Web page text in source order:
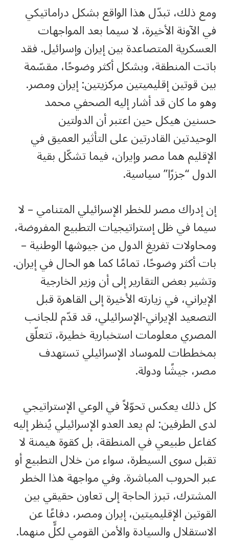
ومع ذلك، تبدّل هذا الواقع بشكل دراماتيكي
في الآونة الأخيرة، لا سيما بعد المواجهات
العسكرية المتصاعدة بين إيران وإسرائيل. فقد
باتت المنطقة، وبشكل أكثر وضوحًا، مقسّمة
بين قوتين إقليميتين مركزيتين: إيران ومصر.
وهو ما كان قد أشار إليه الصحفي محمد
حسنين هيكل حين اعتبر أن الدولتين
الوحيدتين القادرتين على التأثير العميق في
الإقليم هما مصر وإيران، فيما تشكّل بقية
الدول “جزرًا” سياسية.
إن إدراك مصر للخطر الإسرائيلي المتنامي – لا
سيما في ظل إستراتيجيات التطبيع المفروضة،
ومحاولات تفريغ الدول من جيوشها الوطنية –
بات أكثر وضوحًا، تمامًا كما هو الحال في إيران.
وتشير بعض التقارير إلى أن وزير الخارجية
الإيراني، في زيارته الأخيرة إلى القاهرة قبل
التصعيد الإيراني-الإسرائيلي، قد قدّم للجانب
المصري معلومات استخبارية خطيرة، تتعلّق
بمخططات للموساد الإسرائيلي تستهدف
مصر، جيشًا ودولة.
كل ذلك يعكس تحوّلاً في الوعي الإستراتيجي
لدى الطرفين: لم يعد العدو الإسرائيلي يُنظر إليه
كفاعل طبيعي في المنطقة، بل كقوة هيمنة لا
تقبل سوى السيطرة، سواء من خلال التطبيع أو
عبر الحروب المباشرة. وفي مواجهة هذا الخطر
المشترك، تبرز الحاجة إلى تعاون حقيقي بين
القوتين الإقليميتين، إيران ومصر، دفاعًا عن
الاستقلال والسيادة والأمن القومي لكلٍّ منهما.